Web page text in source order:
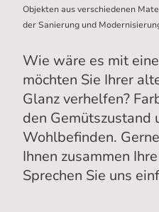
Objekten aus verschiedenen
der Sanierung und
Wie wäre es mit
möchten Sie Ihrer
Glanz verhelfen?
den Gemütszustand
Wohlbefinden.
Ihnen zusammen
Sprechen Sie uns